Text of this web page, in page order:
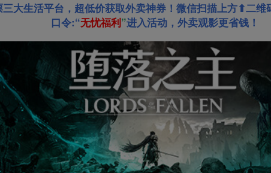
大生活平台，超低价获取外卖神券！微信扫描上方⬆二
口令:“无忧福利”进入活动，外卖观影更省钱！